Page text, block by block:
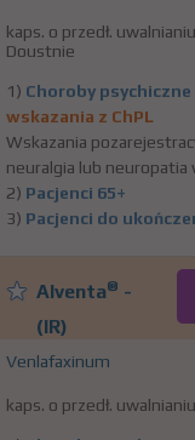
kaps. o przedł.
Doustnie
1) Choroby
wskazania z ChPL
Wskazania
neuralgia lub neuropatia
2) Pacjenci 65+
3) Pacjenci do
Alventa® -
(IR)
Venlafaxinum
kaps. o przedł.